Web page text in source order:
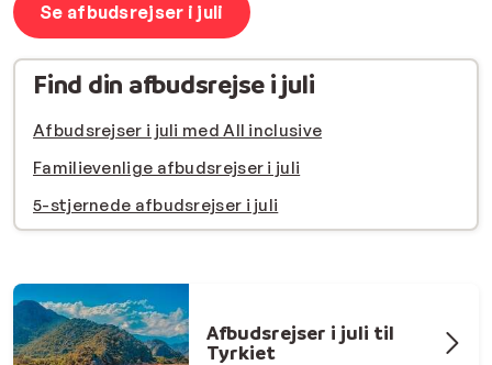
Se afbudsrejser i juli
Find din afbudsrejse i juli
Afbudsrejser i juli med All inclusive
Familievenlige afbudsrejser i juli
5-stjernede afbudsrejser i juli
Afbudsrejser i juli til
Tyrkiet